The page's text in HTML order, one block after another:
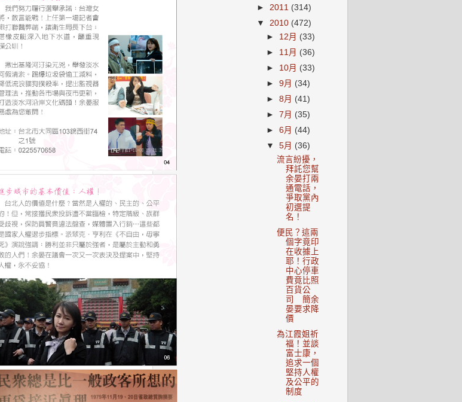
► 2011 (314)
▼ 2010 (472)
► 12月 (33)
► 11月 (36)
► 10月 (33)
►9月 (34)
►8月 (41)
►7月 (35)
►6月 (44)
▼5月 (36)
流言紛擾，
拜託您幫
余晏打兩
通電話，
爭取黨內
初選提
名！
便民？這兩
個字竟印
在收據上
耶！行政
中心停車
費竟比照
百貨公
司 簡余
晏要求降
價
為江霞姐祈
福！並談
富士康，
追求一個
堅持人權
及公平的
制度